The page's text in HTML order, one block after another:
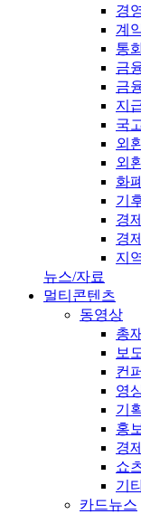
경
계
통
금
금
지
국
외
외
화폐
기
경
경
지
뉴스/자료
멀티콘텐츠
동영상
총
보
컨
영
기
홍
경
쇼
기
카드뉴스